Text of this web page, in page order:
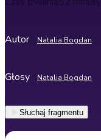
Autor Natalia Bogdan
Głosy Natalia Bogdan
Słuchaj fragmentu